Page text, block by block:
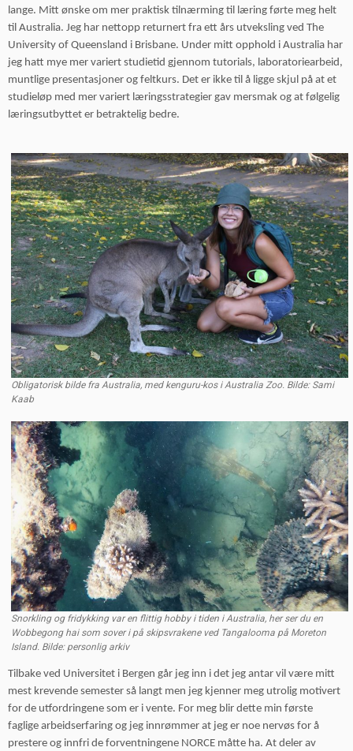
lange. Mitt ønske om mer praktisk tilnærming til læring førte meg helt
til Australia. Jeg har nettopp returnert fra ett års utveksling ved The
University of Queensland i Brisbane. Under mitt opphold i Australia har
jeg hatt mye mer variert studietid gjennom tutorials, laboratoriearbeid,
muntlige presentasjoner og feltkurs. Det er ikke til å ligge skjul på at et
studieløp med mer variert læringsstrategier gav mersmak og at følgelig
læringsutbyttet er betraktelig bedre.
Obligatorisk bilde fra Australia, med kenguru-kos i Australia Zoo. Bilde: Sami
Kaab
Snorkling og fridykking var en flittig hobby i tiden i Australia, her ser du en
Wobbegong hai som sover i på skipsvrakene ved Tangalooma på Moreton
Island. Bilde: personlig arkiv
Tilbake ved Universitet i Bergen går jeg inn i det jeg antar vil være mitt
mest krevende semester så langt men jeg kjenner meg utrolig motivert
for de utfordringene som er i vente. For meg blir dette min første
faglige arbeidserfaring og jeg innrømmer at jeg er noe nervøs for å
prestere og innfri de forventningene NORCE måtte ha. At deler av